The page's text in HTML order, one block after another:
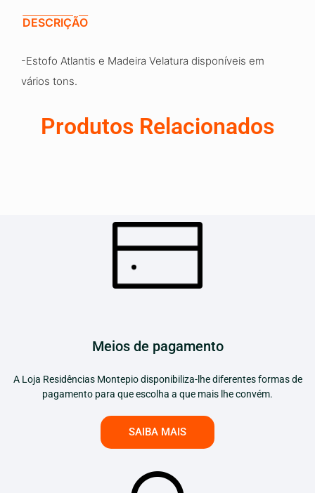
DESCRIÇÃO
-Estofo Atlantis e Madeira Velatura disponíveis em
vários tons.
Produtos Relacionados
Meios de pagamento
A Loja Residências Montepio disponibiliza-lhe diferentes formas de
pagamento para que escolha a que mais lhe convém.
SAIBA MAIS